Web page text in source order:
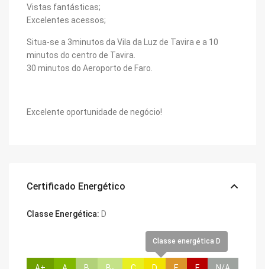
Vistas fantásticas;
Excelentes acessos;
Situa-se a 3minutos da Vila da Luz de Tavira e a 10
minutos do centro de Tavira.
30 minutos do Aeroporto de Faro.
Excelente oportunidade de negócio!
Certificado Energético
Classe Energética: D
Classe energética D